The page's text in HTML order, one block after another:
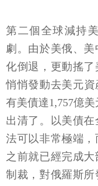
第二個全球減持
劇。由於美俄、
化倒退，更動搖
悄悄發動去美元
有美債達1,757億
出清了。以美債
法可以非常極端
之前就已經完成
制裁，對俄羅斯